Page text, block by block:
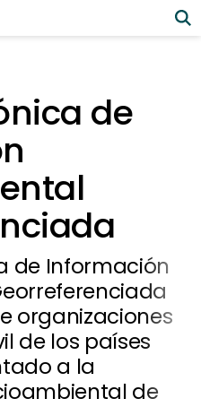
de
de Información
organizaciones
de los países
a la
de